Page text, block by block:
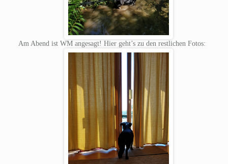
Am Abend ist WM angesagt! Hier geht’s zu den restlichen Fotos: